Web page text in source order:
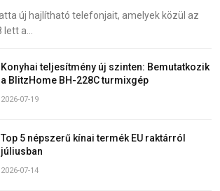
új hajlítható telefonjait, amelyek közül az
lett a…
Konyhai teljesítmény új szinten: Bemutatkozik
a BlitzHome BH-228C turmixgép
2026-07-19
Top 5 népszerű kínai termék EU raktárról
júliusban
2026-07-14